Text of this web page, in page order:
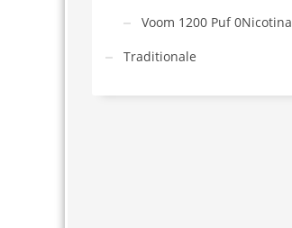
Voom 1200 Puf 0Nicotina
Traditionale